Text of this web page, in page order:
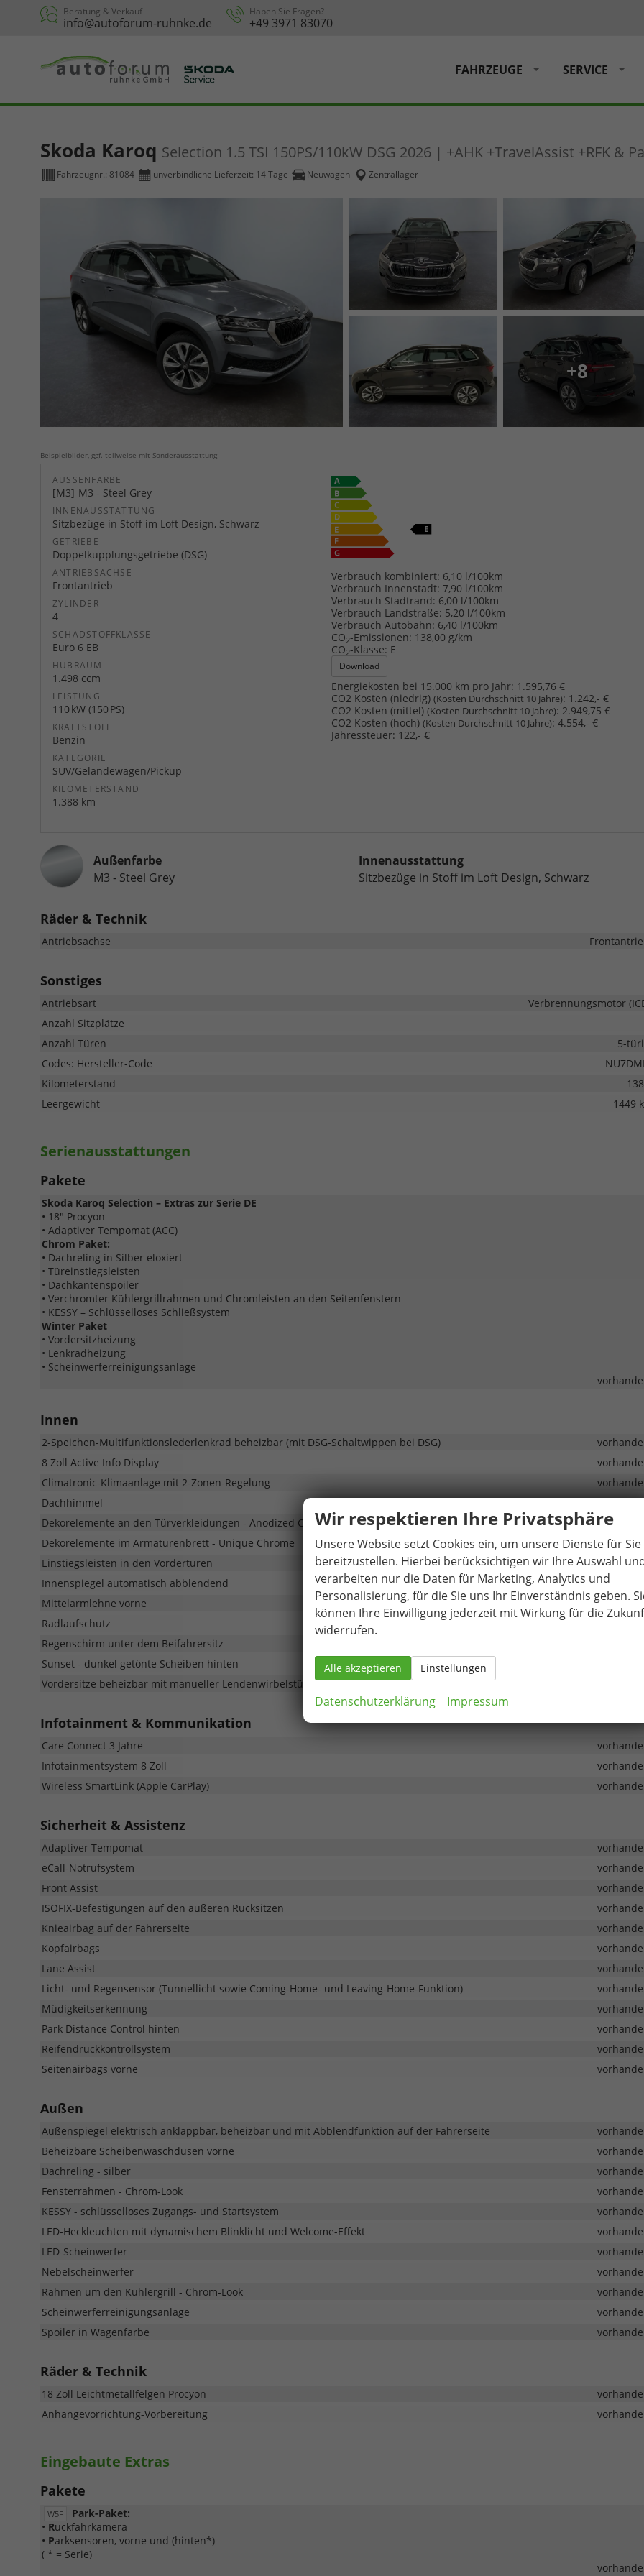
Beratung & Verkauf
info@autoforum-ruhnke.de
Haben Sie Fragen?
+49 3971 83070
FAHRZEUGE SERVICE
Skoda Karoq Selection 1.5 TSI 150PS/110kW DSG 2026 | +AHK +TravelAssist +RFK &
Fahrzeugnr.: 81084 unverbindliche Lieferzeit: 14 Tage Neuwagen Zentrallager
+8
Beispielbilder, ggf. teilweise mit Sonderausstattung
AUSSENFARBE
M3 M3 - Steel Grey
INNENAUSSTATTUNG
Sitzbezüge in Stoff im Loft Design, Schwarz
GETRIEBE
Doppelkupplungsgetriebe (DSG)
ANTRIEBSACHSE
Frontantrieb
ZYLINDER
4
SCHADSTOFFKLASSE
Euro 6 EB
HUBRAUM
1.498 ccm
LEISTUNG
110 kW (150 PS)
KRAFTSTOFF
Benzin
KATEGORIE
SUV/Geländewagen/Pickup
KILOMETERSTAND
1.388 km
Verbrauch kombiniert: 6,10 l/100km
Verbrauch Innenstadt: 7,90 l/100km
Verbrauch Stadtrand: 6,00 l/100km
Verbrauch Landstraße: 5,20 l/100km
Verbrauch Autobahn: 6,40 l/100km
CO2-Emissionen: 138,00 g/km
CO2-Klasse: E
Download
Energiekosten bei 15.000 km pro Jahr: 1.595,76 €
CO2 Kosten (niedrig) (Kosten Durchschnitt 10 Jahre): 1.242,- €
CO2 Kosten (mittel) (Kosten Durchschnitt 10 Jahre): 2.949,75 €
CO2 Kosten (hoch) (Kosten Durchschnitt 10 Jahre): 4.554,- €
Jahressteuer: 122,- €
Außenfarbe
M3 - Steel Grey
Innenausstattung
Sitzbezüge in Stoff im Loft Design, Schwarz
Räder & Technik
Antriebsachse
Sonstiges
Antriebsart
Verbrennungsmotor
Anzahl Sitzplätze
Anzahl Türen
5-
Codes: Hersteller-Code
Kilometerstand
Leergewicht
1449
Serienausstattungen
Pakete
Skoda Karoq Selection – Extras zur Serie DE
• 18" Procyon
• Adaptiver Tempomat (ACC)
Chrom Paket:
• Dachreling in Silber eloxiert
• Türeinstiegsleisten
• Dachkantenspoiler
• Verchromter Kühlergrillrahmen und Chromleisten an den Seitenfenstern
• KESSY – Schlüsselloses Schließsystem
Winter Paket
• Vordersitzheizung
• Lenkradheizung
• Scheinwerferreinigungsanlage
Innen
2-Speichen-Multifunktionslederlenkrad beheizbar (mit DSG-Schaltwippen bei DSG)
8 Zoll Active Info Display
Climatronic-Klimaanlage mit 2-Zonen-Regelung
Dachhimmel
Dekorelemente an den Türverkleidungen - Anodized Cross
Dekorelemente im Armaturenbrett - Unique Chrome
Einstiegsleisten in den Vordertüren
Innenspiegel automatisch abblendend
Mittelarmlehne vorne
Radlaufschutz
Regenschirm unter dem Beifahrersitz
Sunset - dunkel getönte Scheiben hinten
Vordersitze beheizbar mit manueller Lendenwirbelstütze
Infotainment & Kommunikation
Care Connect 3 Jahre
Infotainmentsystem 8 Zoll
Wireless SmartLink (Apple CarPlay)
Sicherheit & Assistenz
Adaptiver Tempomat
eCall-Notrufsystem
Front Assist
ISOFIX-Befestigungen auf den äußeren Rücksitzen
Knieairbag auf der Fahrerseite
Kopfairbags
Lane Assist
Licht- und Regensensor (Tunnellicht sowie Coming-Home- und Leaving-Home-Funktion)
Müdigkeitserkennung
Park Distance Control hinten
Reifendruckkontrollsystem
Seitenairbags vorne
Außen
Außenspiegel elektrisch anklappbar, beheizbar und mit Abblendfunktion auf der Fahrerseite
Beheizbare Scheibenwaschdüsen vorne
Dachreling - silber
Fensterrahmen - Chrom-Look
KESSY - schlüsselloses Zugangs- und Startsystem
LED-Heckleuchten mit dynamischem Blinklicht und Welcome-Effekt
LED-Scheinwerfer
Nebelscheinwerfer
Rahmen um den Kühlergrill - Chrom-Look
Scheinwerferreinigungsanlage
Spoiler in Wagenfarbe
Räder & Technik
18 Zoll Leichtmetallfelgen Procyon
Anhängevorrichtung-Vorbereitung
Eingebaute Extras
Pakete
W5F
Park-Paket:
• Rückfahrkamera
• Parksensoren, vorne und (hinten*)
( * = Serie)
Wir respektieren Ihre Privatsphäre
Unsere Website setzt Cookies ein, um unsere Dienste für Sie
bereitzustellen. Hierbei berücksichtigen wir Ihre Auswahl
verarbeiten nur die Daten für Marketing, Analytics und
Personalisierung, für die Sie uns Ihr Einverständnis geben.
können Ihre Einwilligung jederzeit mit Wirkung für die
widerrufen.
Alle akzeptieren Einstellungen
Datenschutzerklärung Impressum